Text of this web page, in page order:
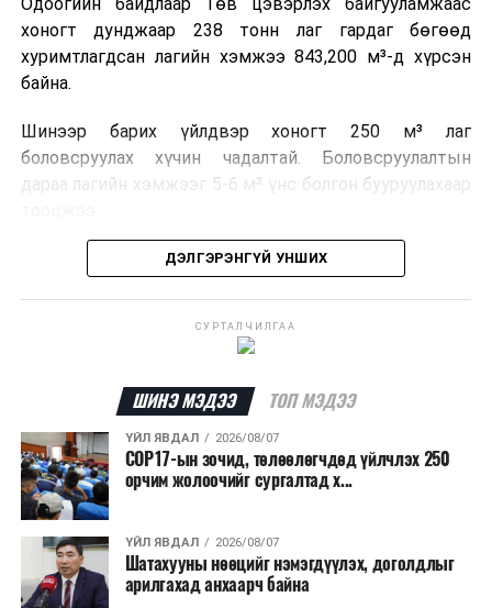
Одоогийн байдлаар Төв цэвэрлэх байгууламжаас
хоногт дунджаар 238 тонн лаг гардаг бөгөөд
хуримтлагдсан лагийн хэмжээ 843,200 м³-д хүрсэн
байна.
Шинээр барих үйлдвэр хоногт 250 м³ лаг
боловсруулах хүчин чадалтай. Боловсруулалтын
дараа лагийн хэмжээг 5-6 м³ үнс болгон бууруулахаар
Төслийн техник, эдийн засгийн үндэслэлийг
магадлалын ерөнхий дүгнэлтээр баталгаажуулсан
Мөн Нийслэлийн иргэдийн Төлөөлөгчдийн Хурлын
2025 оны 25/01 дүгээр тогтоолоор баталсан “Төр,
хувийн хэвшлийн түншлэлээр нийслэлд хэрэгжүүлэх
төслийн жагсаалт”-д лаг хатааж, шатаах үйлдвэр
барих төслийг төр, хувийн хэвшлийн түншлэлийн
хэлбэрээр хэрэгжүүлэхээр тусгажээ.
Лаг хатаах, шатаах технологи нь бохир ус цэвэрлэх
ДЭЛГЭРЭНГҮЙ УНШИХ
СУРТАЛЧИЛГАА
ШИНЭ МЭДЭЭ ТОП МЭДЭЭ
ҮЙЛ ЯВДАЛ 2026/08/07
COP17-ын зочид, төлөөлөгчдөд үйлчлэх 250
орчим жолоочийг сургалтад х...
ҮЙЛ ЯВДАЛ 2026/08/07
Шатахууны нөөцийг нэмэгдүүлэх, доголдлыг
арилгахад анхаарч байна